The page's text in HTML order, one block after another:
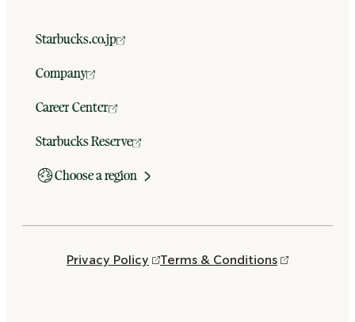
Starbucks.co.jp
Company
Career Center
Starbucks Reserve
Choose a region
Privacy Policy Terms & Conditions